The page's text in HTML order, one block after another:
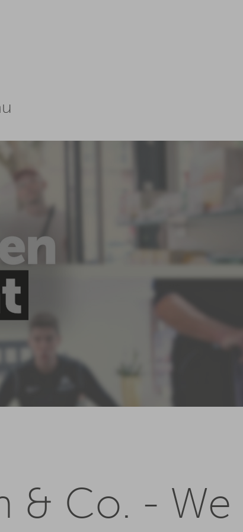
& Co. - We